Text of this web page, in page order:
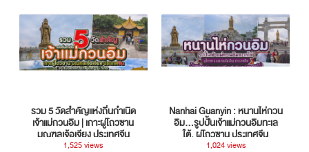
รวม 5 วัดสำคัญแห่งถิ่นกำเนิด
เจ้าแม่กวนอิม | เกาะผู่โถวซาน
มณฑลเจ้อเจียง ประเทศจีน
1,525 views
Nanhai Guanyin : หนานไห่กวน
อิม...รูปปั้นเจ้าแม่กวนอิมทะเล
ใต้, ผู่โถวซาน ประเทศจีน
1,024 views